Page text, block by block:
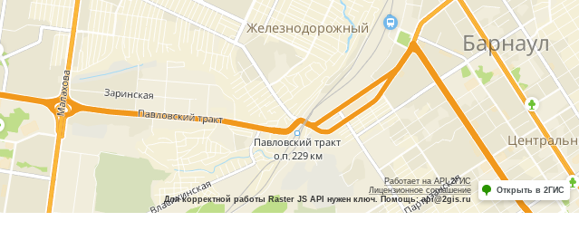
Работает на API 2ГИС
Лицензионное соглашение
Для корректной работы Raster JS API нужен ключ. Помощь: api@2gis.ru
Открыть в 2ГИС